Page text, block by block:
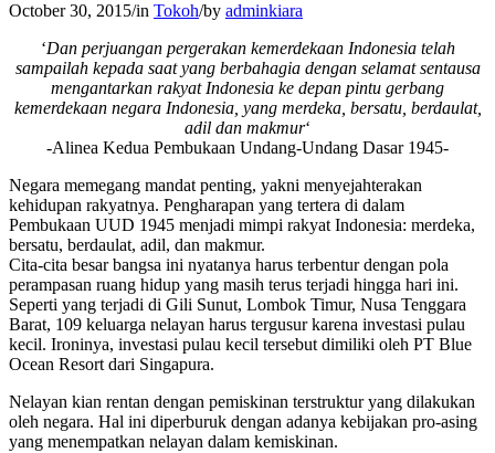
October 30, 2015/in Tokoh/by adminkiara
‘Dan perjuangan pergerakan kemerdekaan Indonesia telah
sampailah kepada saat yang berbahagia dengan selamat sentausa
mengantarkan rakyat Indonesia ke depan pintu gerbang
kemerdekaan negara Indonesia, yang merdeka, bersatu, berdaulat,
adil dan makmur‘
-Alinea Kedua Pembukaan Undang-Undang Dasar 1945-
Negara memegang mandat penting, yakni menyejahterakan
kehidupan rakyatnya. Pengharapan yang tertera di dalam
Pembukaan UUD 1945 menjadi mimpi rakyat Indonesia: merdeka,
bersatu, berdaulat, adil, dan makmur.
Cita-cita besar bangsa ini nyatanya harus terbentur dengan pola
perampasan ruang hidup yang masih terus terjadi hingga hari ini.
Seperti yang terjadi di Gili Sunut, Lombok Timur, Nusa Tenggara
Barat, 109 keluarga nelayan harus tergusur karena investasi pulau
kecil. Ironinya, investasi pulau kecil tersebut dimiliki oleh PT Blue
Ocean Resort dari Singapura.
Nelayan kian rentan dengan pemiskinan terstruktur yang dilakukan
oleh negara. Hal ini diperburuk dengan adanya kebijakan pro-asing
yang menempatkan nelayan dalam kemiskinan.